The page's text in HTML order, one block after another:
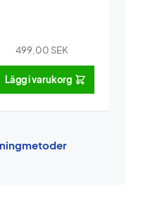
499,00 SEK
Lägg i varukorg